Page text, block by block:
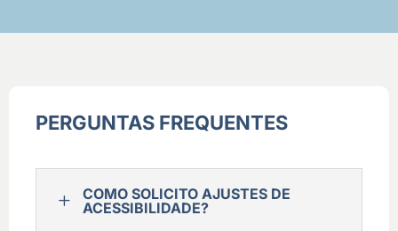
PERGUNTAS FREQUENTES
L
COMO SOLICITO AJUSTES DE
ACESSIBILIDADE?